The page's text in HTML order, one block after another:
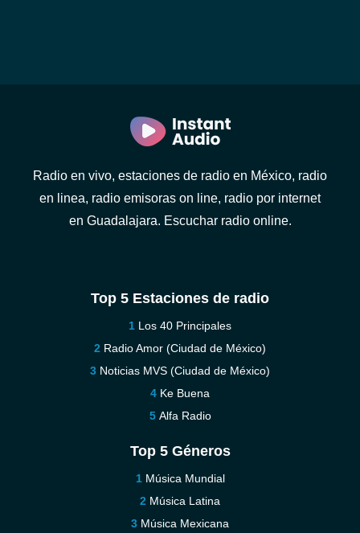
Radio en vivo, estaciones de radio en México, radio
en linea, radio emisoras on line, radio por internet
en Guadalajara. Escuchar radio online.
Top 5 Estaciones de radio
Los 40 Principales
Radio Amor (Ciudad de México)
Noticias MVS (Ciudad de México)
Ke Buena
Alfa Radio
Top 5 Géneros
Música Mundial
Música Latina
Música Mexicana